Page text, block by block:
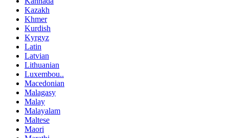
Kazakh
Khmer
Kurdish
Kyrgyz
Latin
Latvian
Lithuanian
Luxembou..
Macedonian
Malagasy
Malay
Malayalam
Maltese
Maori